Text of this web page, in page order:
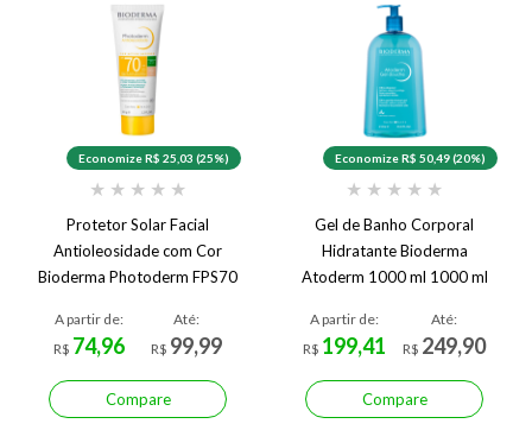
Economize R$ 25,03 (25%)
★ ★ ★ ★ ★
Protetor Solar Facial
Antioleosidade com Cor
Bioderma Photoderm FPS70
A partir de:
R$ 74,96
Até:
R$ 99,99
Compare
Economize R$ 50,49 (20%)
★ ★ ★ ★ ★
Gel de Banho Corporal
Hidratante Bioderma
Atoderm 1000 ml 1000 ml
A partir de:
R$ 199,41
Até:
R$ 249,90
Compare